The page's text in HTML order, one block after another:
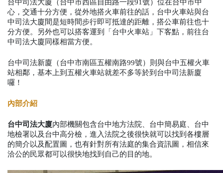
台中司法大廈（台中市西區自由路一段91號）位在台中市中
心，交通十分方便，從外地搭火車前往的話，台中火車站與台
中司法大廈間是短時間步行即可抵達的距離，搭公車前往也十
分方便。另外也可以搭客運到「台中火車站」下客點，前往台
中司法大廈同樣相當方便。
台中司法新廈（台中市南區五權南路99號）則與台中五權火車
站相鄰，基本上到五權火車站就差不多等於到台中司法新廈
囉！
內部介紹
台中司法大廈內部機關包含台中地方法院、台中簡易庭、台中
地檢署以及台中高分檢，進入法院之後很快就可以找到各樓層
的簡介以及配置圖，也有針對所有法庭的集合資訊圖，相信來
洽公的民眾都可以很快地找到自己的目的地。